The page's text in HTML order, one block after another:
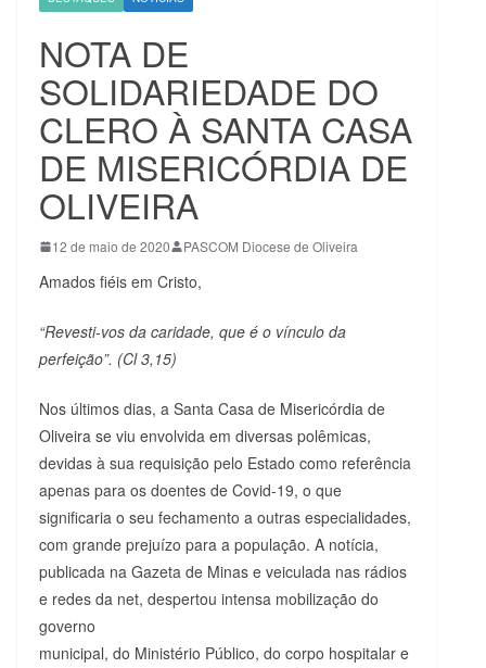
NOTA DE
SOLIDARIEDADE DO
CLERO À SANTA CASA
DE MISERICÓRDIA DE
OLIVEIRA
12 de maio de 2020 PASCOM Diocese de Oliveira
Amados fiéis em Cristo,
“Revesti-vos da caridade, que é o vínculo da
perfeição”. (Cl 3,15)
Nos últimos dias, a Santa Casa de Misericórdia de
Oliveira se viu envolvida em diversas polêmicas,
devidas à sua requisição pelo Estado como referência
apenas para os doentes de Covid-19, o que
significaria o seu fechamento a outras especialidades,
com grande prejuízo para a população. A notícia,
publicada na Gazeta de Minas e veiculada nas rádios
e redes da net, despertou intensa mobilização do
governo
municipal, do Ministério Público, do corpo hospitalar e